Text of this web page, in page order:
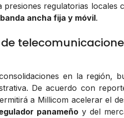
regulatorias locales
banda ancha fija y móvil.
en la región,
De acuerdo con
a Millicom acelerar el
panameño y del